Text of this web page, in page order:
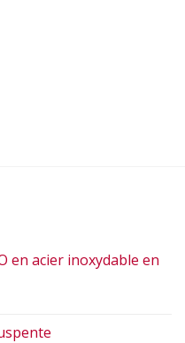
en acier inoxydable en